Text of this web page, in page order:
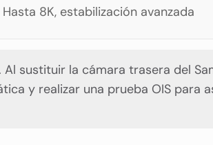
Hasta 8K, estabilización avanzada
sustituir la cámara trasera del
y realizar una prueba OIS para